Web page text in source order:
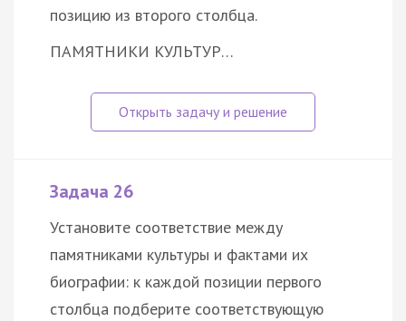
позицию из второго столбца.
ПАМЯТНИКИ КУЛЬТУР…
Задача 26
Установите соответствие между
памятниками культуры и фактами их
биографии: к каждой позиции первого
столбца подберите соответствующую